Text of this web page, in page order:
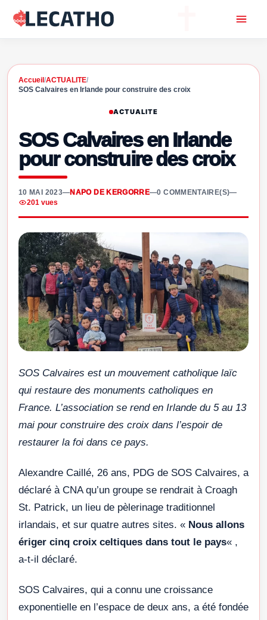
Accueil /ACTUALITE/
SOS Calvaires en Irlande pour construire des croix
ACTUALITE
SOS Calvaires en Irlande
pour construire des croix
10 MAI 2023—NAPO DE KERGORRE—0 COMMENTAIRE(S)—
201 vues
SOS Calvaires est un mouvement catholique laïc
qui restaure des monuments catholiques en
France. L’association se rend en Irlande du 5 au 13
mai pour construire des croix dans l’espoir de
restaurer la foi dans ce pays.
Alexandre Caillé, 26 ans, PDG de SOS Calvaires, a
déclaré à CNA qu’un groupe se rendrait à Croagh
St. Patrick, un lieu de pèlerinage traditionnel
irlandais, et sur quatre autres sites. « Nous allons
ériger cinq croix celtiques dans tout le pays« ,
a-t-il déclaré.
SOS Calvaires, qui a connu une croissance
exponentielle en l’espace de deux ans, a été fondée